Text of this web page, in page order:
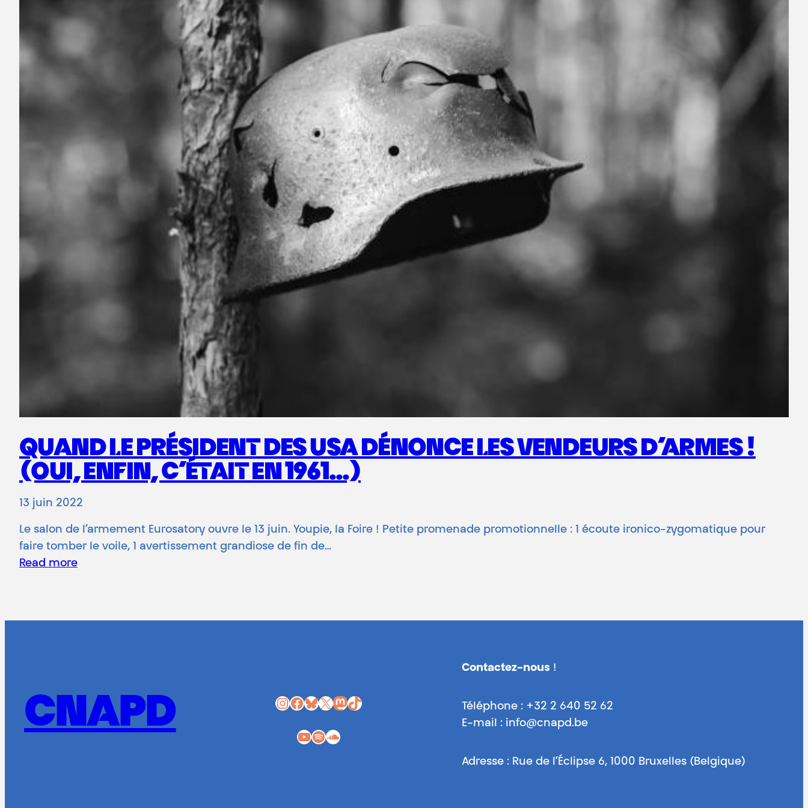
QUAND LE PRÉSIDENT DES USA DÉNONCE LES VENDEURS D’ARMES !
(OUI, ENFIN, C’ÉTAIT EN 1961…)
13 juin 2022
Le salon de l’armement Eurosatory ouvre le 13 juin. Youpie, la Foire ! Petite promenade promotionnelle : 1 écoute ironico-zygomatique pour
faire tomber le voile, 1 avertissement grandiose de fin de…
Read more
CNAPD InstagramFacebook Bluesky X Mastodon TikTok
YouTube Spotify SoundCloud
Contactez-nous !
Téléphone : +32 2 640 52 62
E-mail : info@cnapd.be
Adresse : Rue de l’Éclipse 6, 1000 Bruxelles (Belgique)